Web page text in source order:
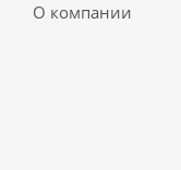
О компании